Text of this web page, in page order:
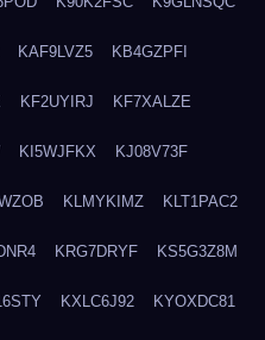
KAF9LVZ5 KB4GZPFI
KF2UYIRJ KF7XALZE
KI5WJFKX KJ08V73F
KLMYKIMZ KLT1PAC2
KRG7DRYF KS5G3Z8M
KXLC6J92 KYOXDC81